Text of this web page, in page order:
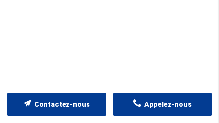
Appelez-nous
Contactez-nous